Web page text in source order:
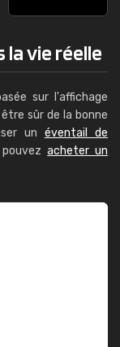
la vie réelle
sur l'affichage
sûr de la bonne
un éventail de
pouvezacheter un